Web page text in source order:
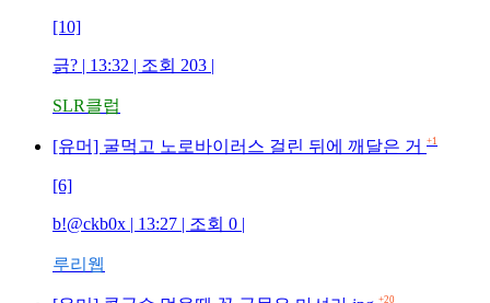
[10]
긁? | 13:32 | 조회 203 |
SLR클럽
[유머] 굴먹고 노로바이러스 걸린 뒤에 깨달은 거 +1
[6]
b!@ckb0x | 13:27 | 조회 0 |
루리웹
+20